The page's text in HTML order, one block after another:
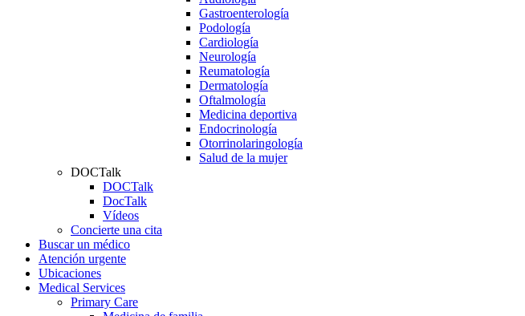
Gastroenterología
Podología
Cardiología
Neurología
Reumatología
Dermatología
Oftalmología
Medicina deportiva
Endocrinología
Otorrinolaringología
Salud de la mujer
DOCTalk
DOCTalk
DocTalk
Vídeos
Concierte una cita
Buscar un médico
Atención urgente
Ubicaciones
Medical Services
Primary Care